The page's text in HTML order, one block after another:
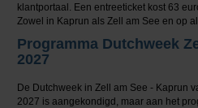
klantportaal. Een entreeticket kost 63
Zowel in Kaprun als Zell am See en op
Programma Dutchweek
2027
De Dutchweek in Zell am See - Kaprun
2027 is aangekondigd, maar aan het